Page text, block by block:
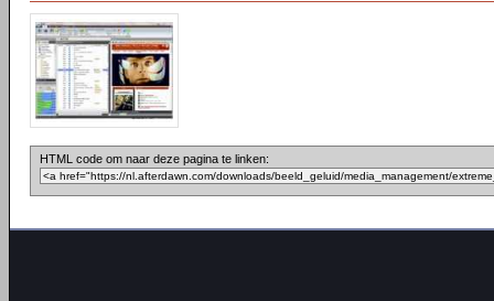
HTML code om naar deze pagina te linken: